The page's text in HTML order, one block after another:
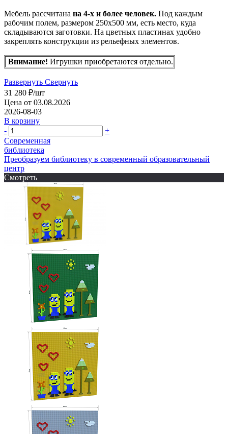
Мебель рассчитана на 4-х и более человек. Под каждым
рабочим полем, размером 250х500 мм, есть место, куда
складываются заготовки. На цветных пластинах удобно
закреплять конструкции из рельефных элементов.
Внимание! Игрушки приобретаются отдельно.
Развернуть Свернуть
31 280 ₽/шт
Цена от 03.08.2026
2026-08-03
В корзину
-
+
Современная
библиотека
Преобразуем библиотеку в современный образовательный
центр
Смотреть